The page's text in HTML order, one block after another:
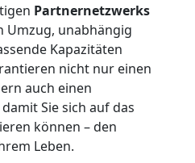
Partnernetzwerks
Umzug, unabhängig
Kapazitäten
nicht nur einen
auch einen
Sie sich auf das
können – den
Leben.